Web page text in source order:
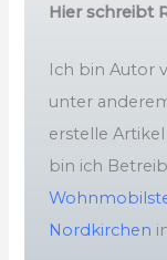
Hier schreibt
Ich bin Autor
unter
erstelle
bin ich
Nordkirchen